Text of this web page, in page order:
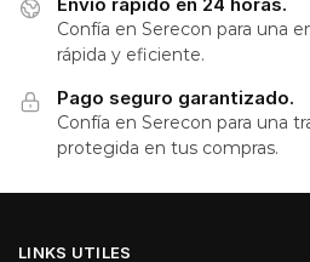
Confía en Serecon para una
rápida y eficiente.
Pago seguro garantizado.
Confía en Serecon para una
protegida en tus compras.
LINKS UTILES